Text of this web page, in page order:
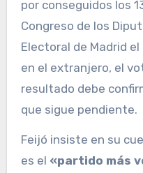
por conseguidos los
Congreso de los
Electoral de Madrid
en el extranjero, el
resultado debe
que sigue pendiente.
Feijó insiste en su
es el «partido más